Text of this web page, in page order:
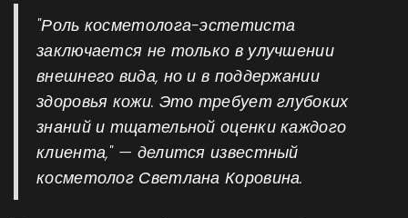
"Роль косметолога-эстетиста
заключается не только в улучшении
внешнего вида, но и в поддержании
здоровья кожи. Это требует глубоких
знаний и тщательной оценки каждого
клиента," — делится известный
косметолог Светлана Коровина.